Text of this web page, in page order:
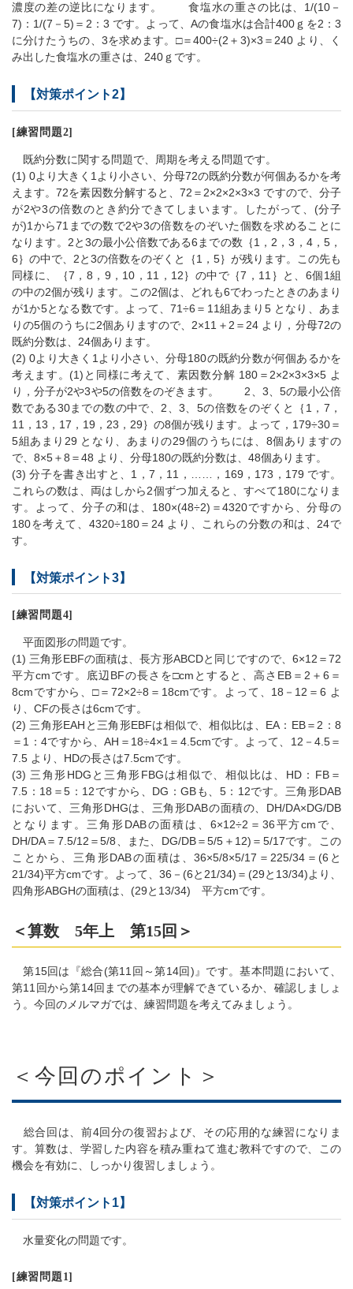
濃度の差の逆比になります。 食塩水の重さの比は、1/(10－
7)：1/(7－5)＝2：3 です。よって、Aの食塩水は合計400ｇを2：3
に分けたうちの、3を求めます。□＝400÷(2＋3)×3＝240 より、く
み出した食塩水の重さは、240ｇです。
【対策ポイント2】
[練習問題2]
既約分数に関する問題で、周期を考える問題です。
(1) 0より大きく1より小さい、分母72の既約分数が何個あるかを考
えます。72を素因数分解すると、72＝2×2×2×3×3 ですので、分子
が2や3の倍数のとき約分できてしまいます。したがって、(分子
が)1から71までの数で2や3の倍数をのぞいた個数を求めることに
なります。2と3の最小公倍数である6までの数｛1，2，3，4，5，
6｝の中で、2と3の倍数をのぞくと｛1，5｝が残ります。この先も
同様に、｛7，8，9，10，11，12｝の中で｛7，11｝と、6個1組
の中の2個が残ります。この2個は、どれも6でわったときのあまり
が1か5となる数です。よって、71÷6＝11組あまり5 となり、あま
りの5個のうちに2個ありますので、2×11＋2＝24 より，分母72の
既約分数は、24個あります。
(2) 0より大きく1より小さい、分母180の既約分数が何個あるかを
考えます。(1)と同様に考えて、素因数分解 180＝2×2×3×3×5 よ
り，分子が2や3や5の倍数をのぞきます。 2、3、5の最小公倍
数である30までの数の中で、2、3、5の倍数をのぞくと｛1，7，
11，13，17，19，23，29｝の8個が残ります。よって，179÷30＝
5組あまり29 となり、あまりの29個のうちには、8個ありますの
で、8×5＋8＝48 より、分母180の既約分数は、48個あります。
(3) 分子を書き出すと、1，7，11，……，169，173，179 です。
これらの数は、両はしから2個ずつ加えると、すべて180になりま
す。よって、分子の和は、180×(48÷2)＝4320ですから、分母の
180を考えて、4320÷180＝24 より、これらの分数の和は、24で
す。
【対策ポイント3】
[練習問題4]
平面図形の問題です。
(1) 三角形EBFの面積は、長方形ABCDと同じですので、6×12＝72
平方cmです。底辺BFの長さを□cmとすると、高さEB＝2＋6＝
8cmですから、□＝72×2÷8＝18cmです。よって、18－12＝6 よ
り、CFの長さは6cmです。
(2) 三角形EAHと三角形EBFは相似で、相似比は、EA：EB＝2：8
＝1：4ですから、AH＝18÷4×1＝4.5cmです。よって、12－4.5＝
7.5 より、HDの長さは7.5cmです。
(3) 三角形HDGと三角形FBGは相似で、相似比は、HD：FB＝
7.5：18＝5：12ですから、DG：GBも、5：12です。三角形DAB
において、三角形DHGは、三角形DABの面積の、DH/DA×DG/DB
となります。三角形DABの面積は、6×12÷2＝36平方cmで、
DH/DA＝7.5/12＝5/8、また、DG/DB＝5/5＋12)＝5/17です。この
ことから、三角形DABの面積は、36×5/8×5/17＝225/34＝(6と
21/34)平方cmです。よって、36－(6と21/34)＝(29と13/34)より、
四角形ABGHの面積は、(29と13/34) 平方cmです。
＜算数 5年上 第15回＞
第15回は『総合(第11回～第14回)』です。基本問題において、
第11回から第14回までの基本が理解できているか、確認しましょ
う。今回のメルマガでは、練習問題を考えてみましょう。
＜今回のポイント＞
総合回は、前4回分の復習および、その応用的な練習になりま
す。算数は、学習した内容を積み重ねて進む教科ですので、この
機会を有効に、しっかり復習しましょう。
【対策ポイント1】
水量変化の問題です。
[練習問題1]